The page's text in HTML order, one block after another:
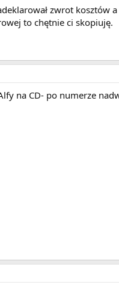
zwrot kosztów
to chętnie ci skopiuję.
na CD- po numerze